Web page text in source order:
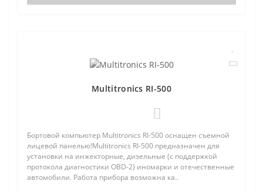
Multitronics RI-500
Бортовой компьютер Multitronics RI-500 оснащен съемной
лицевой панелью!Multitronics RI-500 предназначен для
установки на инжекторные, дизельные (с поддержкой
протокола диагностики OBD-2) иномарки и отечественные
автомобили. Работа прибора возможна ка..